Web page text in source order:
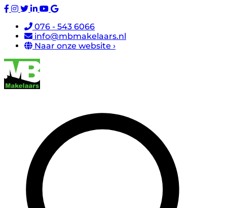
076 - 543 6066
info@mbmakelaars.nl
Naar onze website ›